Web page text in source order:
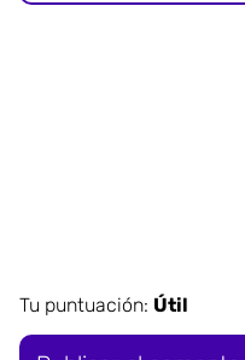
Tu puntuación: Útil